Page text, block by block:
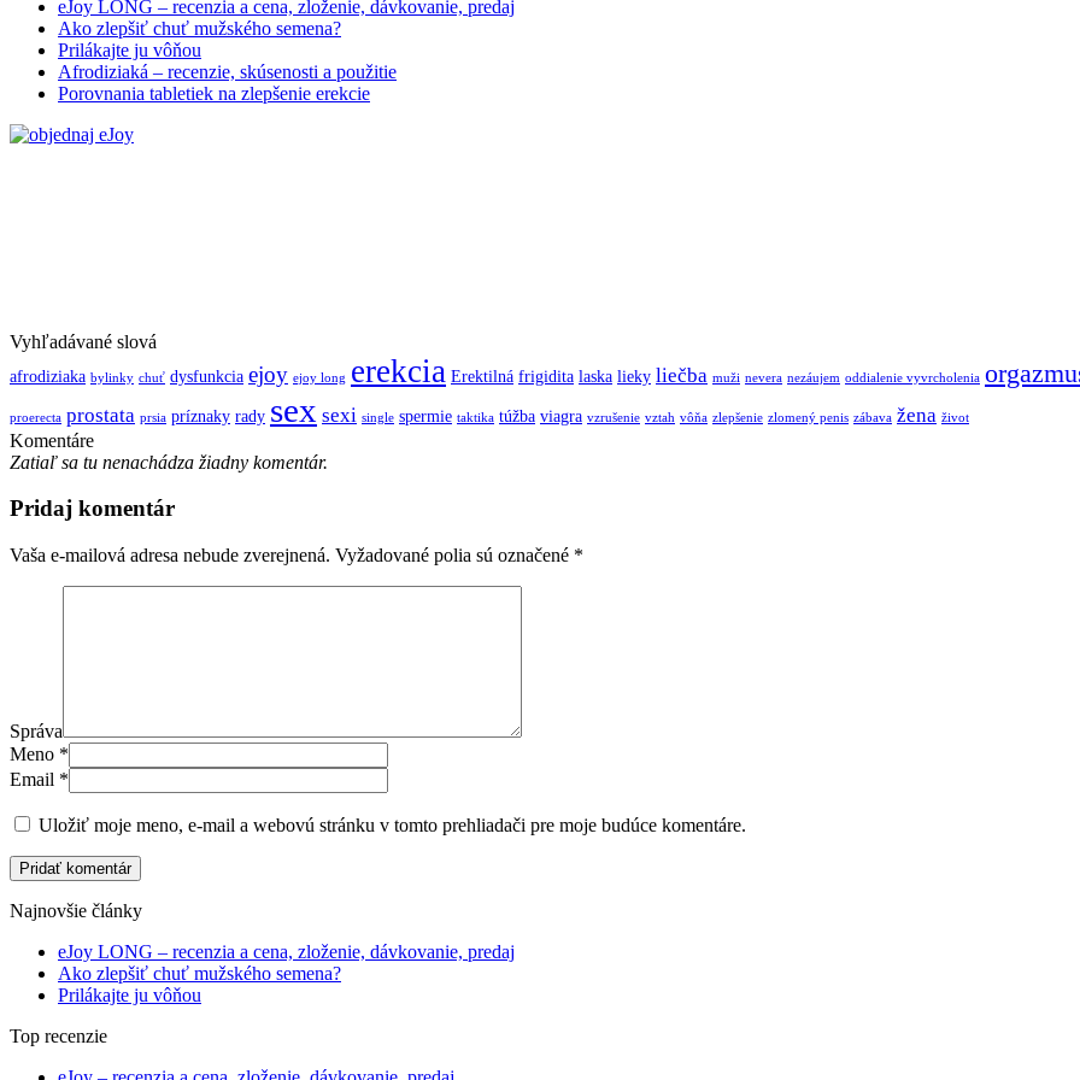
eJoy LONG – recenzia a cena, zloženie, dávkovanie, predaj
Ako zlepšiť chuť mužského semena?
Prilákajte ju vôňou
Afrodiziaká – recenzie, skúsenosti a použitie
Porovnania tabletiek na zlepšenie erekcie
Vyhľadávané slová
afrodiziaka bylinky chuť dysfunkcia ejoy ejoy long erekcia Erektilná frigidita laska lieky liečba muži nevera nezáujem oddialenie vyvrcholenia
proerecta prostata prsia príznaky rady sex sexi single spermie taktika túžba viagra vzrušenie vztah vôňa zlepšenie zlomený penis zábava žena život
Komentáre
Zatiaľ sa tu nenachádza žiadny komentár.
Pridaj komentár
Vaša e-mailová adresa nebude zverejnená. Vyžadované polia sú označené *
Správa
Meno *
Email *
Uložiť moje meno, e-mail a webovú stránku v tomto prehliadači pre moje budúce komentáre.
Pridať komentár
Najnovšie články
eJoy LONG – recenzia a cena, zloženie, dávkovanie, predaj
Ako zlepšiť chuť mužského semena?
Prilákajte ju vôňou
Top recenzie